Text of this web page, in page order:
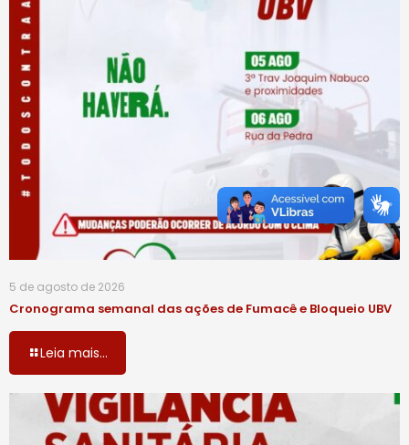
5 de agosto de 2026
Cronograma semanal das ações de Fumacê e Bloqueio UBV
Leia mais...